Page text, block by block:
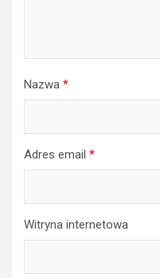
Nazwa *
Adres email *
Witryna internetowa